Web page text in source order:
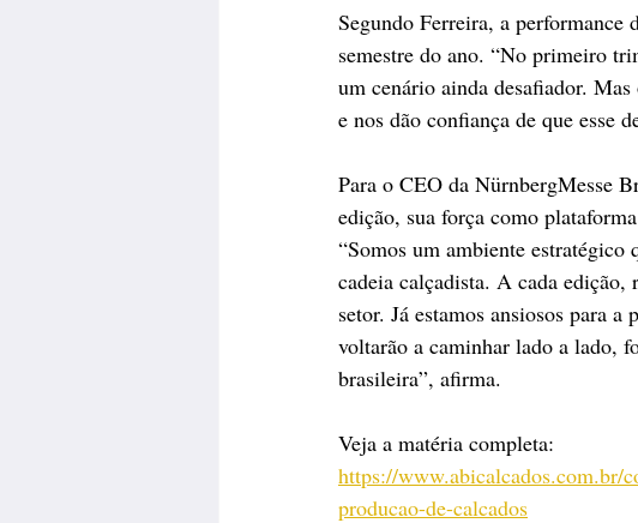
Segundo Ferreira, a performance
semestre do ano. “No primeiro
um cenário ainda desafiador.
e nos dão confiança de que esse
Para o CEO da NürnbergMesse
edição, sua força como
“Somos um ambiente estratégico
cadeia calçadista. A cada edição,
setor. Já estamos ansiosos para
voltarão a caminhar lado a lado,
brasileira”, afirma.
Veja a matéria completa:
https://www.abicalcados.com.br/
producao-de-calcados